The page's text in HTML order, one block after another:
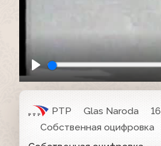
РТР Glas Naroda
Собственная оцифровка